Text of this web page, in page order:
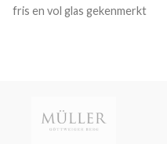
fris en vol glas gekenmerkt
superieure kwaliteit om deze